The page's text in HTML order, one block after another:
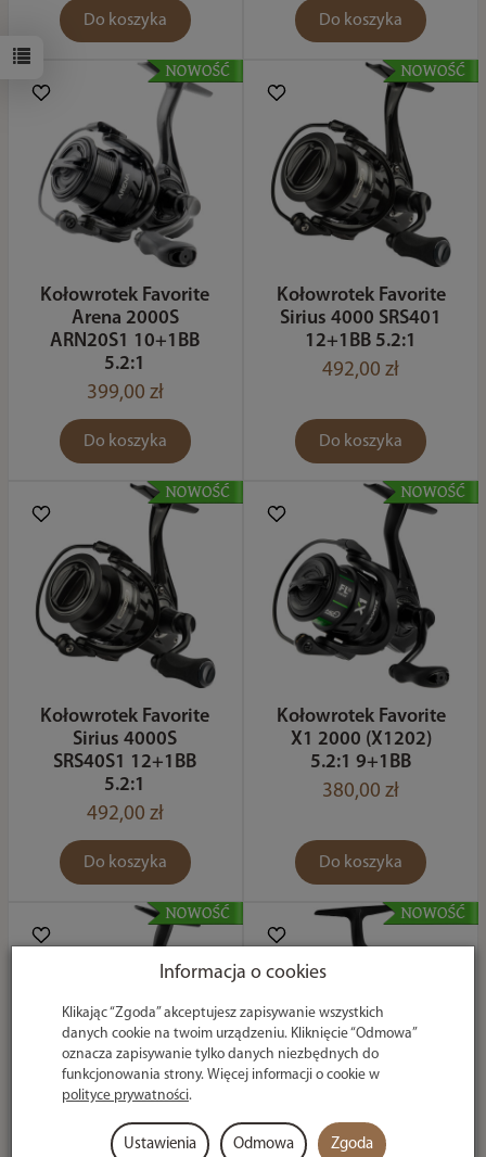
Do koszyka Do koszyka
Kołowrotek Favorite
Arena 2000S
ARN20S1 10+1BB
5.2:1
399,00 zł
Do koszyka
Kołowrotek Favorite
Sirius 4000 SRS401
12+1BB 5.2:1
492,00 zł
Do koszyka
Kołowrotek Favorite
Sirius 4000S
SRS40S1 12+1BB
5.2:1
492,00 zł
Do koszyka
Kołowrotek Favorite
X1 2000 (X1202)
5.2:1 9+1BB
380,00 zł
Do koszyka
Kołowrotek Favorite
Kołowrotek Favorite
Informacja o cookies
Klikając “Zgoda” akceptujesz zapisywanie wszystkich
danych cookie na twoim urządzeniu. Kliknięcie “Odmowa”
oznacza zapisywanie tylko danych niezbędnych do
funkcjonowania strony. Więcej informacji o cookie w
polityce prywatności.
Ustawienia Odmowa Zgoda